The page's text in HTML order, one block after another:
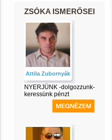
ZSÓKA ISMERŐSEI
Attila Zubornyák
NYERJÜNK -dolgozzunk-
keressünk pénzt